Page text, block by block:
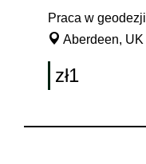
Praca w geodezji
Aberdeen, UK
zł1